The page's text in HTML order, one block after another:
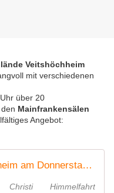
Veitshöchheim
mit verschiedenen
über 20
Mainfrankensälen
Angebot:
Open Air-Gefühl in Veitshöchheim am Donnerstag 18. Mai - Christi Himmelfahrt: Promenadenmischung entlang der Mainlände + Hobbykünstlermarkt Mainfrankensäle - Veitshöchheim News
Himmelfahrt